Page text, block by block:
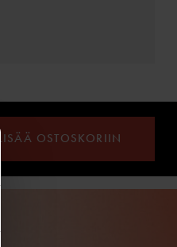
LISÄÄ OSTOSKORIIN